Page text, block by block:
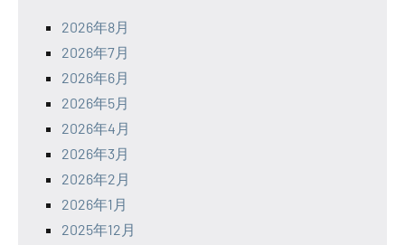
2026年8月
2026年7月
2026年6月
2026年5月
2026年4月
2026年3月
2026年2月
2026年1月
2025年12月